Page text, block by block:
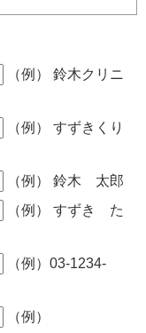
（例） 鈴木クリニ
（例） すずきくり
（例） 鈴木 太郎
（例） すずき た
（例）03-1234-
（例）